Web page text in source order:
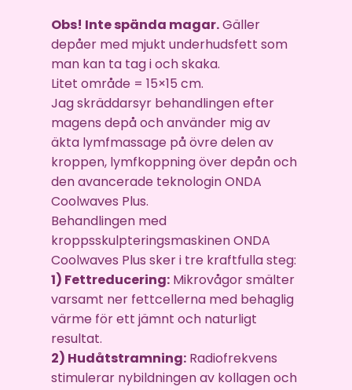
Obs! Inte spända magar.Gäller
depåer med mjukt underhudsfett som
man kan ta tag i och skaka.
Litet område = 15×15 cm.
Jag skräddarsyr behandlingen efter
magens depå och använder mig av
äkta lymfmassage på övre delen av
kroppen, lymfkoppning över depån och
den avancerade teknologin ONDA
Coolwaves Plus.
Behandlingen med
kroppsskulpteringsmaskinen ONDA
Coolwaves Plus sker i tre kraftfulla steg:
1) Fettreducering: Mikrovågor smälter
varsamt ner fettcellerna med behaglig
värme för ett jämnt och naturligt
resultat.
2) Hudåtstramning: Radiofrekvens
stimulerar nybildningen av kollagen och